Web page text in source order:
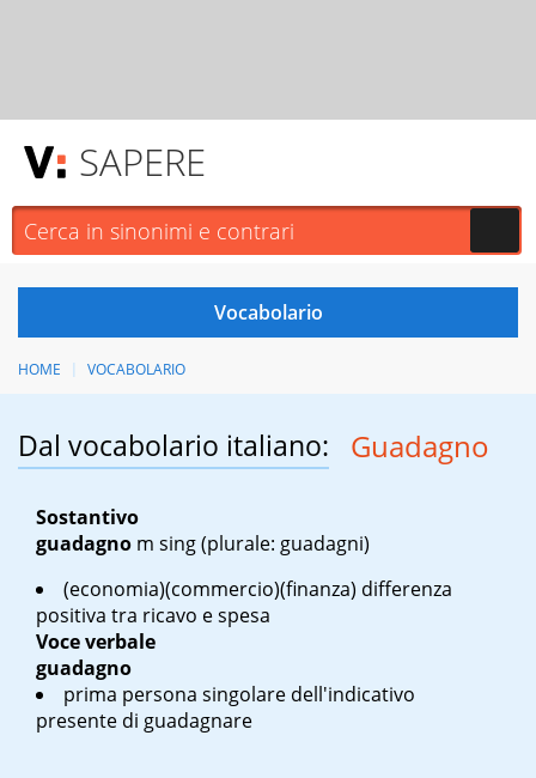
SAPERE
HOME VOCABOLARIO
Dal vocabolario italiano: Guadagno
Sostantivo
guadagno m sing(plurale: guadagni)
(economia)(commercio)(finanza) differenza
positiva tra ricavo e spesa
Voce verbale
guadagno
prima persona singolare dell'indicativo
presente di guadagnare